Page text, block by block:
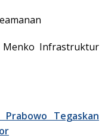
Menko Infrastruktur
Tegaskan